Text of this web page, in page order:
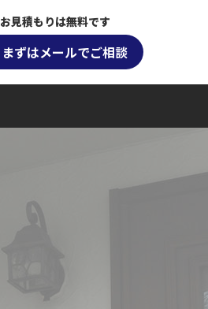
お見積もりは無料です
まずはメールでご相談